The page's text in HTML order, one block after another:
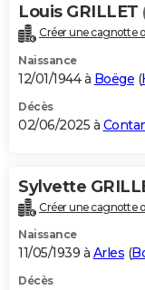
Louis GRILLET
Créer une cagnotte
Naissance
12/01/1944 à Boëge (
Décès
02/06/2025 à
Sylvette
Créer une cagnotte
Naissance
11/05/1939 à Arles (
Décès